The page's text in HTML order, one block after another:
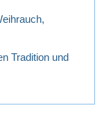
Tradition und